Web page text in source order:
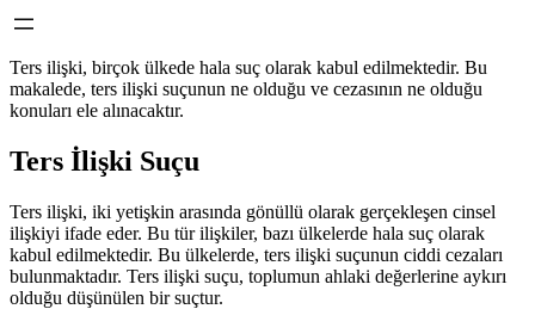
Ters ilişki, birçok ülkede hala suç olarak kabul edilmektedir. Bu
makalede, ters ilişki suçunun ne olduğu ve cezasının ne olduğu
konuları ele alınacaktır.
Ters İlişki Suçu
Ters ilişki, iki yetişkin arasında gönüllü olarak gerçekleşen cinsel
ilişkiyi ifade eder. Bu tür ilişkiler, bazı ülkelerde hala suç olarak
kabul edilmektedir. Bu ülkelerde, ters ilişki suçunun ciddi cezaları
bulunmaktadır. Ters ilişki suçu, toplumun ahlaki değerlerine aykırı
olduğu düşünülen bir suçtur.